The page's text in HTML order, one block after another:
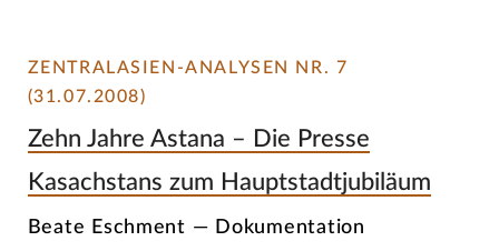
ZENTRALASIEN-ANALYSEN NR. 7
(31.07.2008)
Zehn Jahre Astana – Die Presse
Kasachstans zum Hauptstadtjubiläum
Beate Eschment — Dokumentation